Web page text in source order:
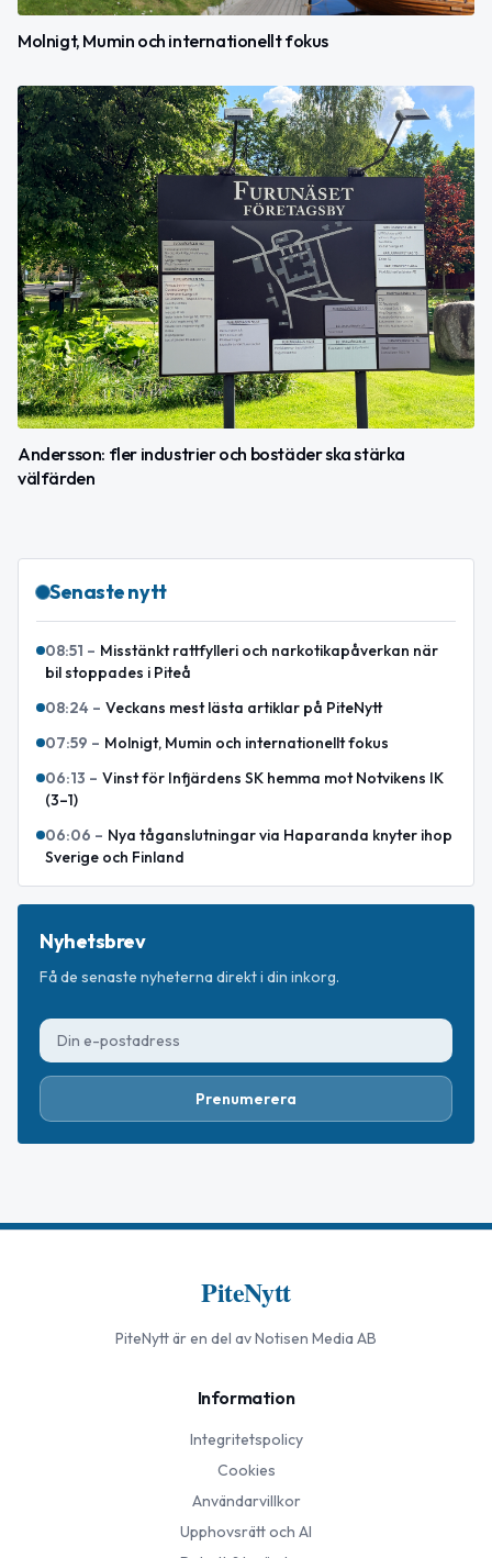
Molnigt, Mumin och internationellt fokus
Andersson: fler industrier och bostäder ska stärka
välfärden
Senaste nytt
08:51 – Misstänkt rattfylleri och narkotikapåverkan när
bil stoppades i Piteå
08:24 – Veckans mest lästa artiklar på PiteNytt
07:59 – Molnigt, Mumin och internationellt fokus
06:13 – Vinst för Infjärdens SK hemma mot Notvikens IK
(3–1)
06:06 – Nya tåganslutningar via Haparanda knyter ihop
Sverige och Finland
Nyhetsbrev
Få de senaste nyheterna direkt i din inkorg.
Prenumerera
PiteNytt
PiteNyttär en del av Notisen Media AB
Information
Integritetspolicy
Cookies
Användarvillkor
Upphovsrätt och AI